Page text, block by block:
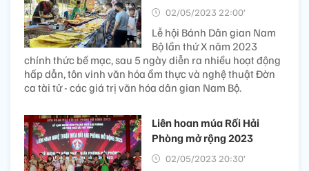
02/05/2023 22:00’
Lễ hội Bánh Dân gian Nam
Bộ lần thứ X năm 2023
chính thức bế mạc, sau 5 ngày diễn ra nhiều hoạt động
hấp dẫn, tôn vinh văn hóa ẩm thực và nghệ thuật Đờn
ca tài tử - các giá trị văn hóa dân gian Nam Bộ.
Liên hoan múa Rối Hải
Phòng mở rộng 2023
02/05/2023 20:30’